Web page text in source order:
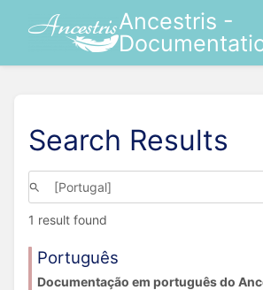
Ancestris -
Search Results
1 result found
Português
Documentação em português do